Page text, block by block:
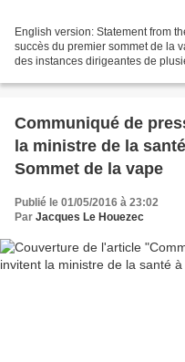
English version: Statement from
succès du premier sommet de la
des instances dirigeantes de
Communiqué de
la ministre de la
Sommet de la vape
Publié le 01/05/2016 à 23:02
Par Jacques Le Houezec